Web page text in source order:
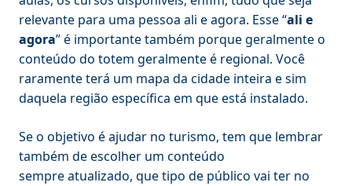
relevante para uma pessoa ali e agora. Esse “ali e
agora” é importante também porque geralmente o
conteúdo do totem geralmente é regional. Você
raramente terá um mapa da cidade inteira e sim
daquela região específica em que está instalado.
Se o objetivo é ajudar no turismo, tem que lembrar
também de escolher um conteúdo
sempre atualizado, que tipo de público vai ter no